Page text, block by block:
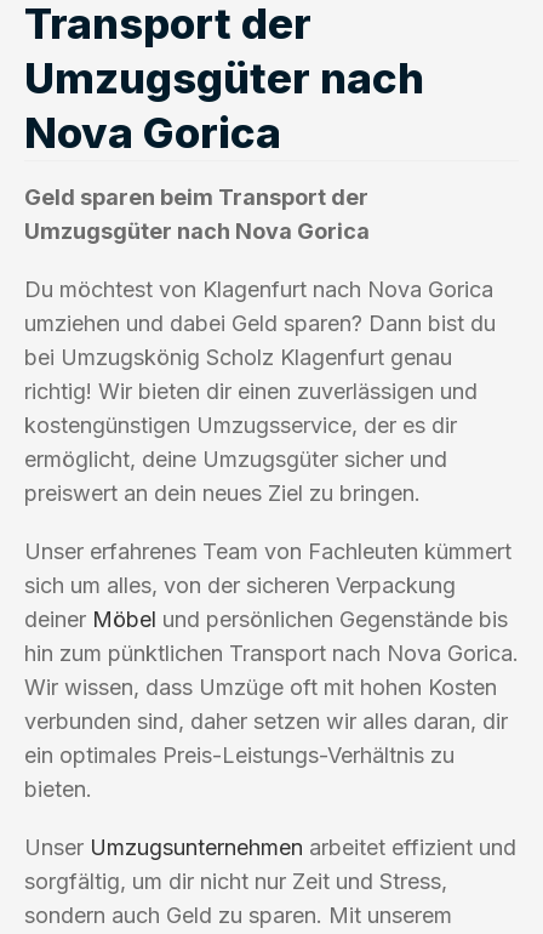
Transport der
Umzugsgüter nach
Nova Gorica
Geld sparen beim Transport der
Umzugsgüter nach Nova Gorica
Du möchtest von Klagenfurt nach Nova Gorica
umziehen und dabei Geld sparen? Dann bist du
bei Umzugskönig Scholz Klagenfurt genau
richtig! Wir bieten dir einen zuverlässigen und
kostengünstigen Umzugsservice, der es dir
ermöglicht, deine Umzugsgüter sicher und
preiswert an dein neues Ziel zu bringen.
Unser erfahrenes Team von Fachleuten kümmert
sich um alles, von der sicheren Verpackung
deiner Möbel und persönlichen Gegenstände bis
hin zum pünktlichen Transport nach Nova Gorica.
Wir wissen, dass Umzüge oft mit hohen Kosten
verbunden sind, daher setzen wir alles daran, dir
ein optimales Preis-Leistungs-Verhältnis zu
bieten.
Unser Umzugsunternehmen arbeitet effizient und
sorgfältig, um dir nicht nur Zeit und Stress,
sondern auch Geld zu sparen. Mit unserem